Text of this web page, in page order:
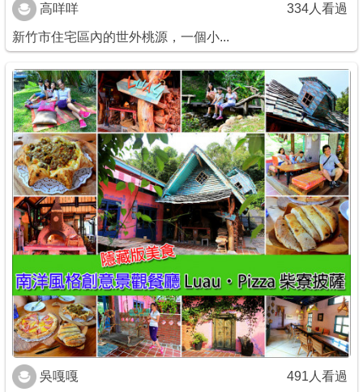
高咩咩 334人看過
新竹市住宅區內的世外桃源，一個小...
吳嘎嘎 491人看過